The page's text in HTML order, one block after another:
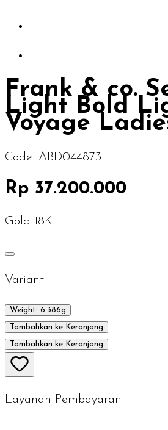
Frank & co.
Light Bold
Voyage
Code: ABD044873
Rp 37.200.000
Gold 18K
Variant
Weight: 6.386g
Tambahkan ke Keranjang
Tambahkan ke Keranjang
Layanan Pembayaran